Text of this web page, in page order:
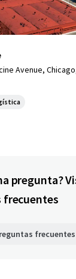
Avenue,
pregunta?
frecuentes
frecuentes